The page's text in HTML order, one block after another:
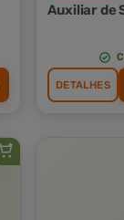
Auxiliar de
DETALHES